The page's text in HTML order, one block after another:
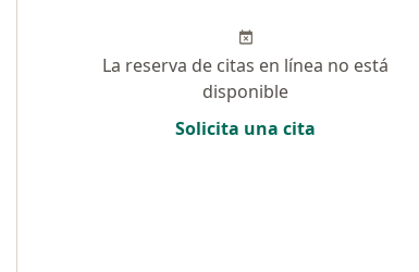
La reserva de citas en línea no está
disponible
Solicita una cita